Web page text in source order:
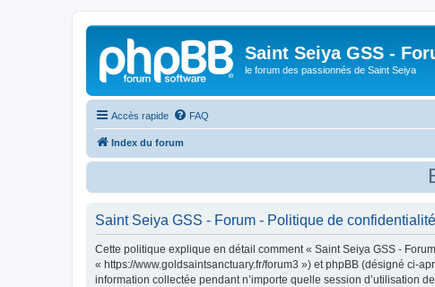
Saint Seiya GSS -
le forum des passionnés de Saint Seiya
Accès rapide FAQ
Index du forum
Saint Seiya GSS - Forum - Politique de confidentialité
Cette politique explique en détail comment « Saint Seiya GSS -
« https://www.goldsaintsanctuary.fr/forum3 ») et phpBB (désigné ci-
information collectée pendant n’importe quelle session d’utilisation